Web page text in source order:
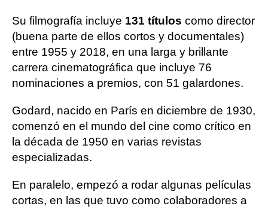
Su filmografía incluye 131 títulos como director
(buena parte de ellos cortos y documentales)
entre 1955 y 2018, en una larga y brillante
carrera cinematográfica que incluye 76
nominaciones a premios, con 51 galardones.
Godard, nacido en París en diciembre de 1930,
comenzó en el mundo del cine como crítico en
la década de 1950 en varias revistas
especializadas.
En paralelo, empezó a rodar algunas películas
cortas, en las que tuvo como colaboradores a